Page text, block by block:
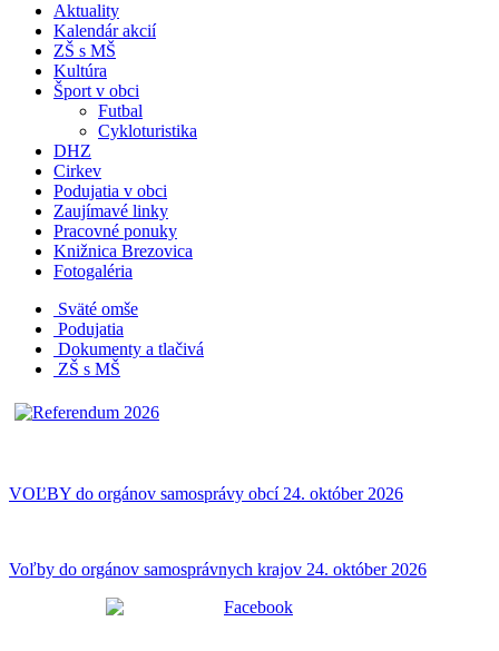
Aktuality
Kalendár akcií
ZŠ s MŠ
Kultúra
Šport v obci
Futbal
Cykloturistika
DHZ
Cirkev
Podujatia v obci
Zaujímavé linky
Pracovné ponuky
Knižnica Brezovica
Fotogaléria
Sväté omše
Podujatia
Dokumenty a tlačivá
ZŠ s MŠ
VOĽBY do orgánov samosprávy obcí 24. október 2026
Voľby do orgánov samosprávnych krajov 24. október 2026